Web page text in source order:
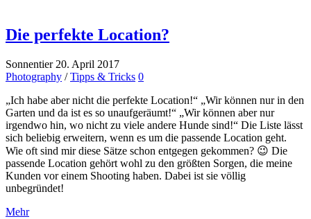
Die perfekte Location?
Sonnentier 20. April 2017
Photography /Tipps & Tricks 0
„Ich habe aber nicht die perfekte Location!“ „Wir können nur in den
Garten und da ist es so unaufgeräumt!“ „Wir können aber nur
irgendwo hin, wo nicht zu viele andere Hunde sind!“ Die Liste lässt
sich beliebig erweitern, wenn es um die passende Location geht.
Wie oft sind mir diese Sätze schon entgegen gekommen? 😉 Die
passende Location gehört wohl zu den größten Sorgen, die meine
Kunden vor einem Shooting haben. Dabei ist sie völlig
unbegründet!
Mehr